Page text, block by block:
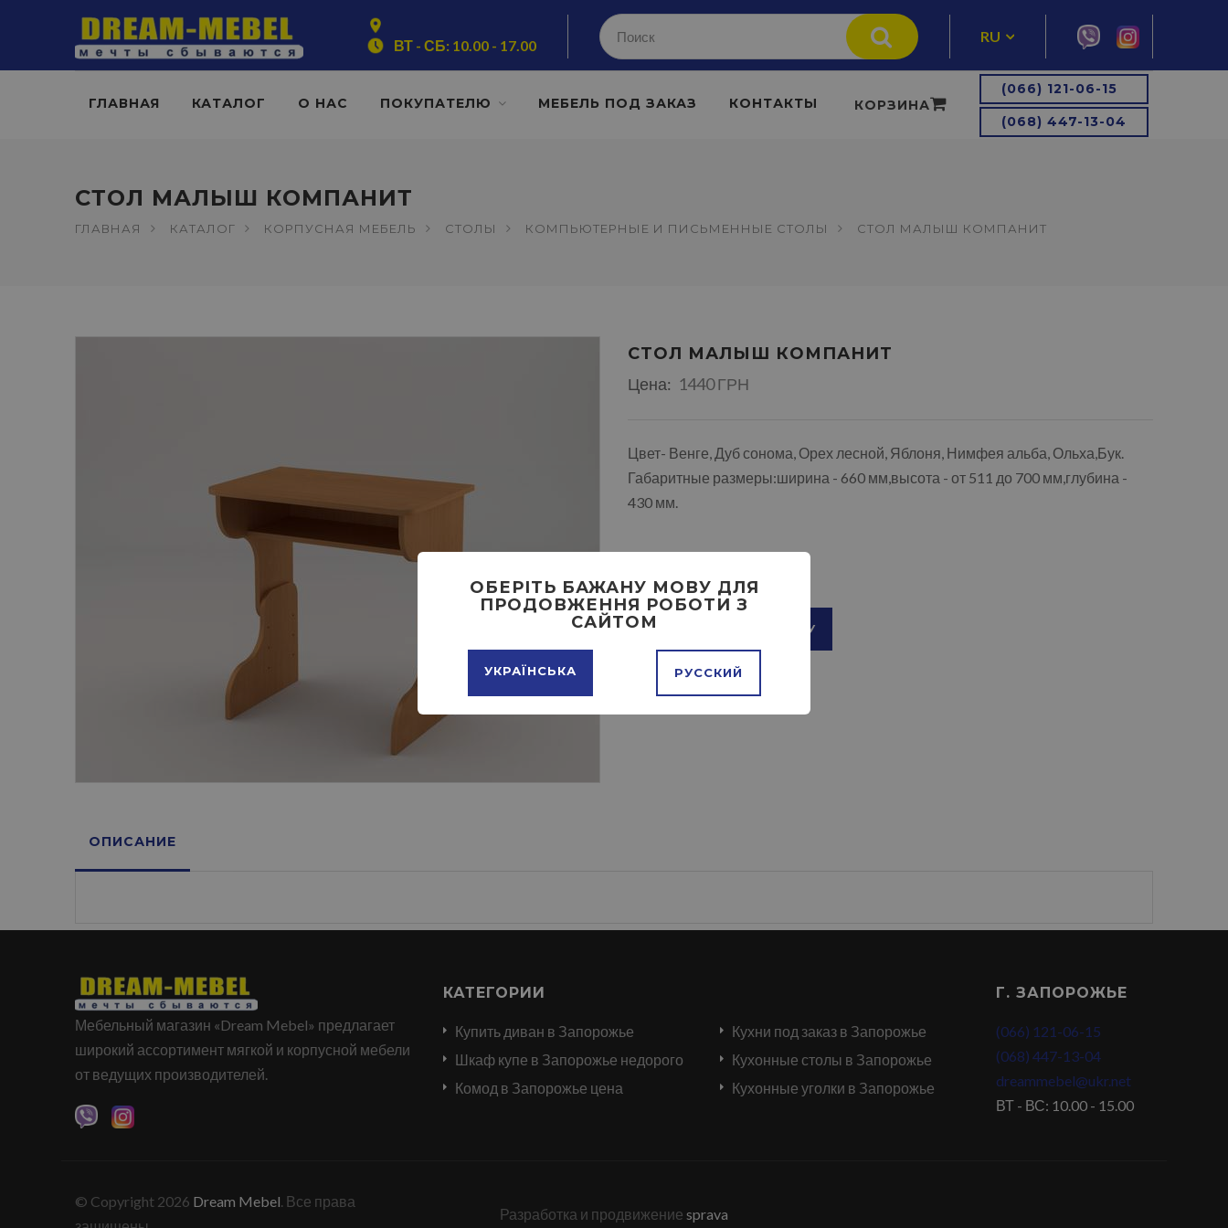
ВТ - СБ: 10.00 - 17.00
RU
ГЛАВНАЯ КАТАЛОГ О НАС ПОКУПАТЕЛЮ МЕБЕЛЬ ПОД ЗАКАЗ КОНТАКТЫ
(066) 121-06-15
(068) 447-13-04
КОРЗИНА
СТОЛ МАЛЫШ КОМПАНИТ
ГЛАВНАЯ КАТАЛОГ КОРПУСНАЯ МЕБЕЛЬ СТОЛЫ КОМПЬЮТЕРНЫЕ И ПИСЬМЕННЫЕ СТОЛЫ СТОЛ МАЛЫШ КОМПАНИТ
СТОЛ МАЛЫШ КОМПАНИТ
Цена: 1440 ГРН
Цвет- Венге, Дуб сонома, Орех лесной, Яблоня, Нимфея альба, Ольха,Бук.
Габаритные размеры:ширина - 660 мм,высота - от 511 до 700 мм,глубина -
430 мм.
ДОБАВИТЬ В КОРЗИНУ
ОПИСАНИЕ
Мебельный магазин «Dream Mebel» предлагает
широкий ассортимент мягкой и корпусной мебели
от ведущих производителей.
КАТЕГОРИИ
Купить диван в Запорожье
Шкаф купе в Запорожье недорого
Комод в Запорожье цена
Кухни под заказ в Запорожье
Кухонные столы в Запорожье
Кухонные уголки в Запорожье
Г. ЗАПОРОЖЬЕ
(066) 121-06-15
(068) 447-13-04
dreammebel@ukr.net
ВТ - ВС: 10.00 - 15.00
© Copyright 2026 Dream Mebel. Все права
Разработка и продвижение sprava
ОБЕРІТЬ БАЖАНУ МОВУ ДЛЯ
ПРОДОВЖЕННЯ РОБОТИ З
САЙТОМ
УКРАЇНСЬКА РУССКИЙ